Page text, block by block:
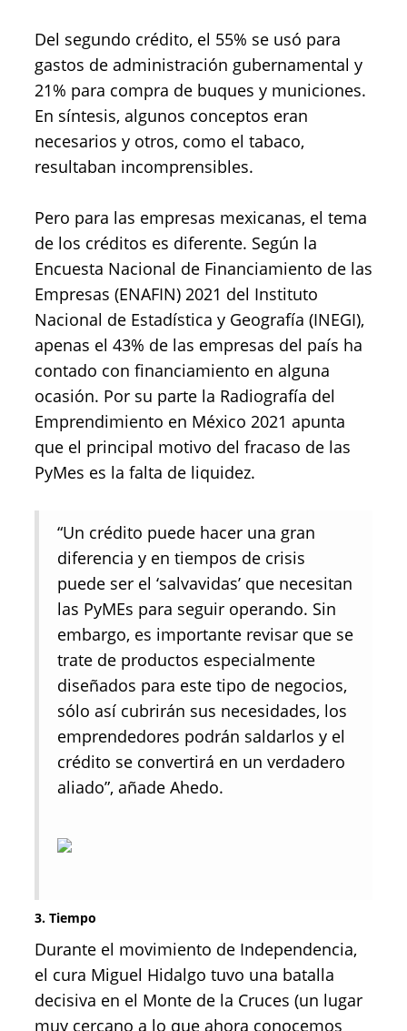
Del segundo crédito, el 55% se usó para
gastos de administración gubernamental y
21% para compra de buques y municiones.
En síntesis, algunos conceptos eran
necesarios y otros, como el tabaco,
resultaban incomprensibles.
Pero para las empresas mexicanas, el tema
de los créditos es diferente. Según la
Encuesta Nacional de Financiamiento de las
Empresas (ENAFIN) 2021 del Instituto
Nacional de Estadística y Geografía (INEGI),
apenas el 43% de las empresas del país ha
contado con financiamiento en alguna
ocasión. Por su parte la Radiografía del
Emprendimiento en México 2021 apunta
que el principal motivo del fracaso de las
PyMes es la falta de liquidez.
“Un crédito puede hacer una gran
diferencia y en tiempos de crisis
puede ser el ‘salvavidas’ que necesitan
las PyMEs para seguir operando. Sin
embargo, es importante revisar que se
trate de productos especialmente
diseñados para este tipo de negocios,
sólo así cubrirán sus necesidades, los
emprendedores podrán saldarlos y el
crédito se convertirá en un verdadero
aliado”, añade Ahedo.
3. Tiempo
Durante el movimiento de Independencia,
el cura Miguel Hidalgo tuvo una batalla
decisiva en el Monte de la Cruces (un lugar
muy cercano a lo que ahora conocemos